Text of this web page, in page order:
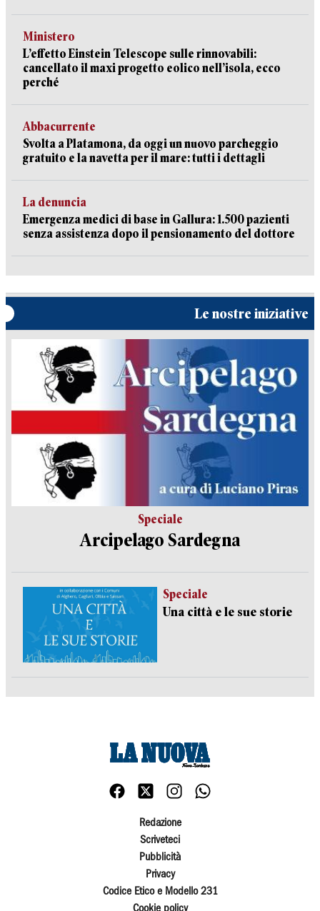
Ministero
L’effetto Einstein Telescope sulle rinnovabili:
cancellato il maxi progetto eolico nell’isola, ecco
perché
Abbacurrente
Svolta a Platamona, da oggi un nuovo parcheggio
gratuito e la navetta per il mare: tutti i dettagli
La denuncia
Emergenza medici di base in Gallura: 1.500 pazienti
senza assistenza dopo il pensionamento del dottore
Le nostre iniziative
Speciale
Arcipelago Sardegna
Speciale
Una città e le sue storie
Redazione
Scriveteci
Pubblicità
Privacy
Codice Etico e Modello 231
Cookie policy